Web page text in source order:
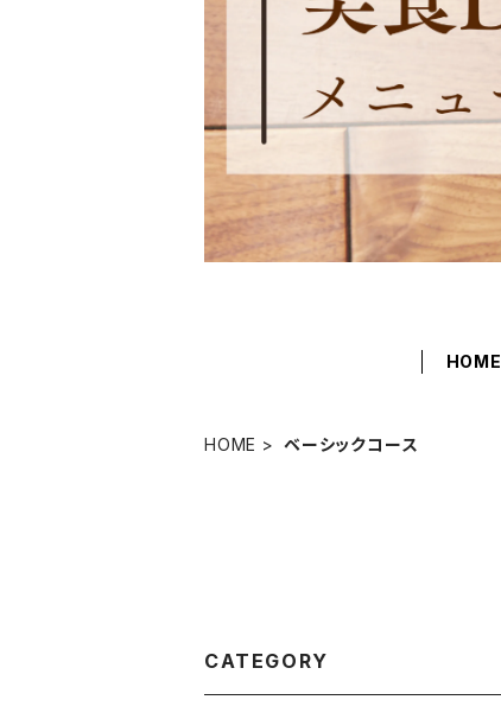
HOME
HOME ベーシックコース
CATEGORY